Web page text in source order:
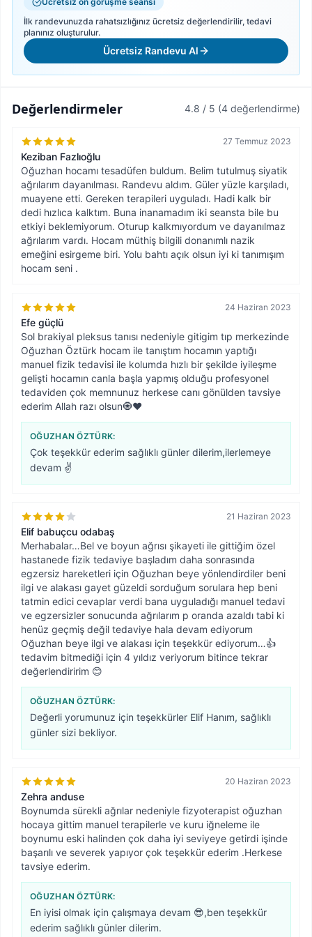
İlk randevunuzda rahatsızlığınız ücretsiz değerlendirilir, tedavi
planınız oluşturulur.
Ücretsiz Randevu Al
Değerlendirmeler 4.8 / 5 (4 değerlendirme)
27 Temmuz 2023
Keziban Fazlıoğlu
Oğuzhan hocamı tesadüfen buldum. Belim tutulmuş siyatik
ağrılarım dayanılması. Randevu aldım. Güler yüzle karşıladı,
muayene etti. Gereken terapileri uyguladı. Hadi kalk bir
dedi hızlıca kalktım. Buna inanamadım iki seansta bile bu
etkiyi beklemiyorum. Oturup kalkmıyordum ve dayanılmaz
ağrılarım vardı. Hocam müthiş bilgili donanımlı nazik
emeğini esirgeme biri. Yolu bahtı açık olsun iyi ki tanımışım
hocam seni .
24 Haziran 2023
Efe güçlü
Sol brakiyal pleksus tanısı nedeniyle gitigim tıp merkezinde
Oğuzhan Öztürk hocam ile tanıştım hocamın yaptığı
manuel fizik tedavisi ile kolumda hızlı bir şekilde iyileşme
gelişti hocamın canla başla yapmış olduğu profesyonel
tedaviden çok memnunuz herkese canı gönülden tavsiye
ederim Allah razı olsun🧿♥️
OĞUZHAN ÖZTÜRK:
Çok teşekkür ederim sağlıklı günler dilerim,ilerlemeye
devam ✌️
21 Haziran 2023
Elif babuçcu odabaş
Merhabalar…Bel ve boyun ağrısı şikayeti ile gittiğim özel
hastanede fizik tedaviye başladım daha sonrasında
egzersiz hareketleri için Oğuzhan beye yönlendirdiler beni
ilgi ve alakası gayet güzeldi sorduğum sorulara hep beni
tatmin edici cevaplar verdi bana uyguladığı manuel tedavi
ve egzersizler sonucunda ağrılarım p oranda azaldı tabi ki
henüz geçmiş değil tedaviye hala devam ediyorum
Oğuzhan beye ilgi ve alakası için teşekkür ediyorum…👍
tedavim bitmediği için 4 yıldız veriyorum bitince tekrar
değerlendiririm 😊
OĞUZHAN ÖZTÜRK:
Değerli yorumunuz için teşekkürler Elif Hanım, sağlıklı
günler sizi bekliyor.
20 Haziran 2023
Zehra anduse
Boynumda sürekli ağrılar nedeniyle fizyoterapist oğuzhan
hocaya gittim manuel terapilerle ve kuru iğneleme ile
boynumu eski halinden çok daha iyi seviyeye getirdi işinde
başarılı ve severek yapıyor çok teşekkür ederim .Herkese
tavsiye ederim.
OĞUZHAN ÖZTÜRK:
En iyisi olmak için çalışmaya devam 😎,ben teşekkür
ederim sağlıklı günler dilerim.